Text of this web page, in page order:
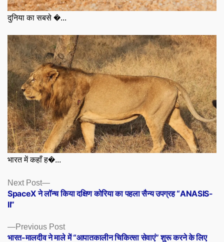
दुनिया का सबसे �...
भारत में कहाँ ह�...
Posts
navigation
Previous PostPrevious
post:
भारत-मालदीव ने माले में “आपातकालीन चिकित्सा सेवाएं” शुरू करने के लिए
Next Post
Next
post:
SpaceX ने लॉन्च किया दक्षिण कोरिया का पहला सैन्य उपग्रह “ANASIS-
II”